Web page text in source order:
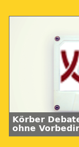
Körber
ohne